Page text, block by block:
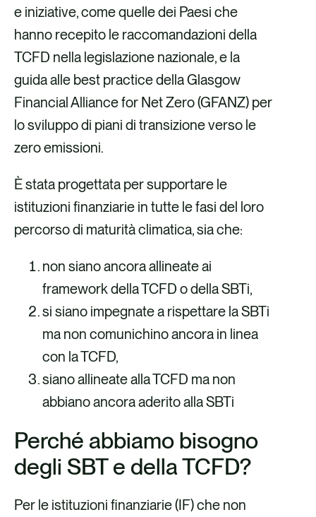
e iniziative, come quelle dei Paesi che
hanno recepito le raccomandazioni della
TCFD nella legislazione nazionale, e la
guida alle best practice della Glasgow
Financial Alliance for Net Zero (GFANZ) per
lo sviluppo di piani di transizione verso le
zero emissioni.
È stata progettata per supportare le
istituzioni finanziarie in tutte le fasi del loro
percorso di maturità climatica, sia che:
non siano ancora allineate ai
framework della TCFD o della SBTi,
si siano impegnate a rispettare la SBTi
ma non comunichino ancora in linea
con la TCFD,
siano allineate alla TCFD ma non
abbiano ancora aderito alla SBTi
Perché abbiamo bisogno
degli SBT e della TCFD?
Per le istituzioni finanziarie (IF) che non